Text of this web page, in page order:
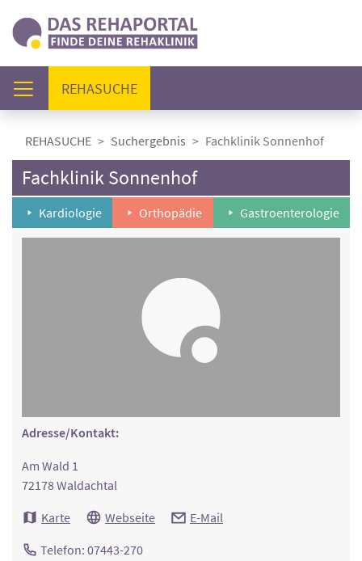
REHASUCHE(AKTUELL)
REHASUCHE Suchergebnis Fachklinik Sonnenhof
Fachklinik Sonnenhof
Kardiologie Orthopädie Gastroenterologie
Adresse/Kontakt:
Am Wald 1
72178 Waldachtal
Karte
Webseite E-Mail
Telefon: 07443-270